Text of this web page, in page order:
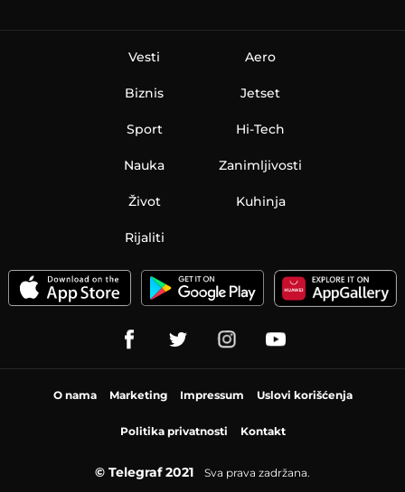
Vesti
Biznis
Sport
Nauka
Aero
Jetset
Hi-Tech
Zanimljivosti
Život Kuhinja
Rijaliti
O nama Marketing Impressum Uslovi korišćenja
Politika privatnosti Kontakt
© Telegraf 2021 Sva prava zadržana.